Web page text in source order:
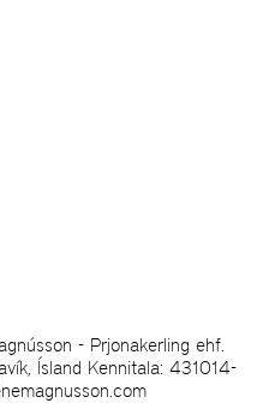
- Prjonakerling ehf.
Ísland Kennitala: 431014-